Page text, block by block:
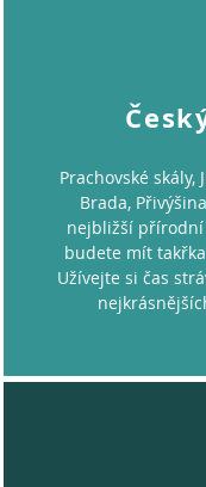
Prachovské skály,
Brada,
nejbližší přírodní
budete mít
Užívejte si čas